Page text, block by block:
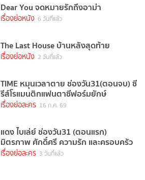
Dear You จดหมายรักถึงอาม่า
เรื่องย่อหนัง 6 วันที่แล้ว
The Last House บ้านหลังสุดท้าย
เรื่องย่อหนัง 2 วันที่แล้ว
TIME หมุนเวลาตาย ช่องวัน31(ตอนจบ) ซี
รีส์โรแมนติกแฟนตาซีฟอร์มยักษ์
เรื่องย่อละคร 16 ก.ค. 69
แดง ไบเล่ย์ ช่องวัน31 (ตอนแรก)
มิตรภาพ ศักดิ์ศรี ความรัก และครอบครัว
เรื่องย่อละคร 3 วันที่แล้ว